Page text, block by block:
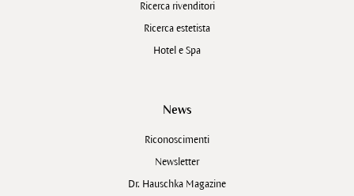
Ricerca rivenditori
Ricerca estetista
Hotel e Spa
News
Riconoscimenti
Newsletter
Dr. Hauschka Magazine